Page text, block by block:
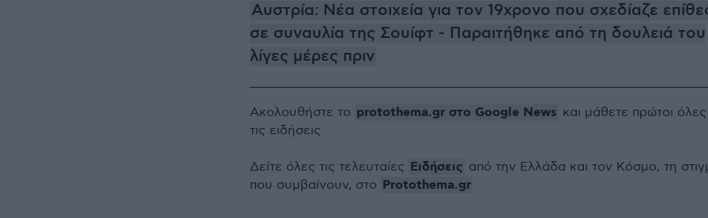
Αυστρία: Νέα στοιχεία για τον 19χρονο που σχεδίαζε
σε συναυλία της Σουίφτ - Παραιτήθηκε από τη δουλειά του
λίγες μέρες πριν
Ακολουθήστε το protothema.gr στο Google News και μάθετε πρώτοι όλες
τις ειδήσεις
Δείτε όλες τις τελευταίες Ειδήσεις από την Ελλάδα και τον Κόσμο, τη
που συμβαίνουν, στο Protothema.gr